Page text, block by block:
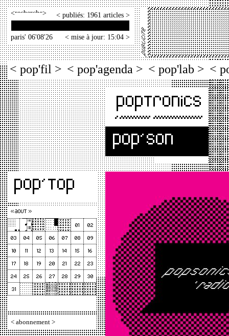
< > < publiés: 1961 articles >
paris' 06'08'26 < mise à jour: 15:04 >
< pop'fil > < pop'agenda > < pop'lab > <
< abonnement >